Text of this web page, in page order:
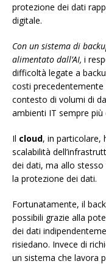
protezione dei dati
digitale.
Con un sistema di
alimentato dall’AI, i
difficoltà legate a
costi precedentemente
contesto di volumi di
ambienti IT sempre più
Il cloud, in particolare,
scalabilità
dei dati, ma allo
la protezione dei dati.
Fortunatamente, il
possibili grazie alla
dei dati
risiedano. Invece di
un sistema che lavora